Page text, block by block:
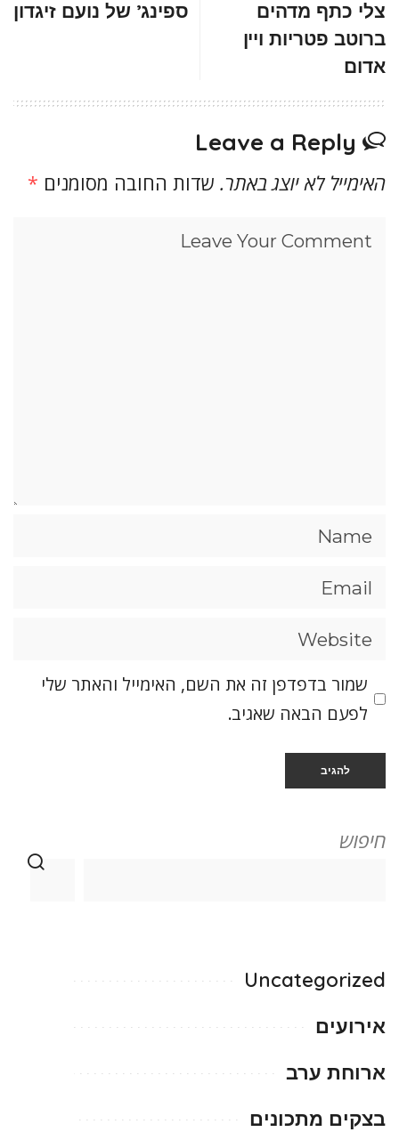
צלי כתף מדהים
ברוטב פטריות ויין
אדום
ספינג’ של נועם זיגדון
Leave a Reply
האימייל לא יוצג באתר. שדות החובה מסומנים *
שמור בדפדפן זה את השם, האימייל והאתר שלי
לפעם הבאה שאגיב.
חיפוש
Uncategorized
אירועים
ארוחת ערב
בצקים מתכונים